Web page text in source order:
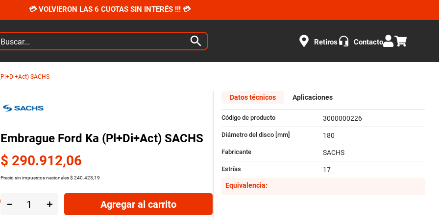
💳 VOLVIERON LAS 6 CUOTAS SIN INTERÉS !!! 💳
Retiros Contacto
SACHS
Embrague Ford Ka (Pl+Di+Act) SACHS
$ 290.912,06
Precio sin impuestos nacionales$ 240 423 19
＋
－ Agregar al carrito
Datos técnicos Aplicaciones
Código de producto 3000000226
Diámetro del disco [mm] 180
Fabricante SACHS
Estrías
17
Equivalencia: